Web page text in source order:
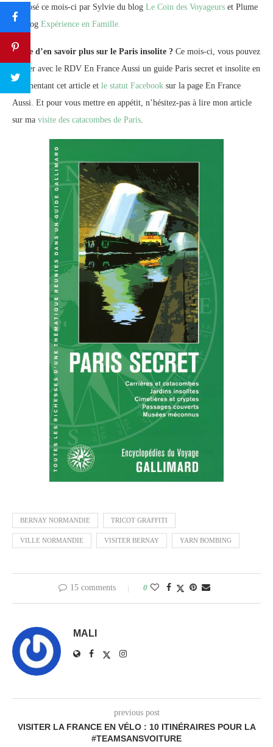
proposé ce mois-ci par Sylvie du blog Le Coin des Voyageurs et Plume
du blog Expérience en Famille.
Envie d’en savoir plus sur le Paris insolite ? Ce mois-ci, vous pouvez
gagner avec le RDV En France Aussi un guide Paris secret et insolite en
commentant cet article et le statut Facebook sur la page En France
Aussi. Et pour vous mettre en appétit, n’hésitez-pas à lire mon article
sur ma visite des catacombes de Paris
BERNAY NORMANDIE TRICOT GRAFFITI
VILLE NORMANDIE VISITER BERNAY YARN BOMBING
15 comments 0
MALI
previous post
VISITER LA FRANCE EN VÉLO : 10 ITINÉRAIRES POUR LA
#TEAMSANSVOITURE